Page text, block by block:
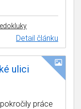
Detail článku
ulici
práce